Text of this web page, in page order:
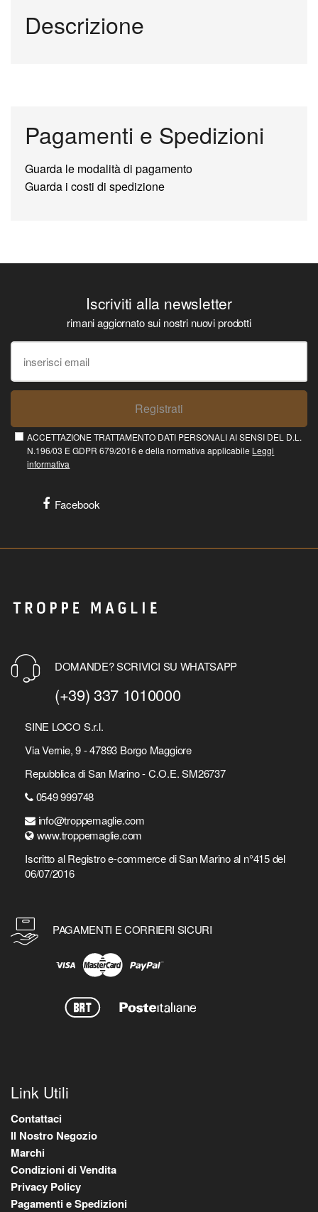
Descrizione
Pagamenti e Spedizioni
Guarda le modalità di pagamento
Guarda i costi di spedizione
Iscriviti alla newsletter
rimani aggiornato sui nostri nuovi prodotti
Registrati
ACCETTAZIONE TRATTAMENTO DATI PERSONALI AI SENSI DEL D.L.
N.196/03 E GDPR 679/2016 e della normativa applicabile Leggi
informativa
Facebook
DOMANDE? SCRIVICI SU WHATSAPP
(+39) 337 1010000
SINE LOCO S.r.l.
Via Vernie, 9 - 47893 Borgo Maggiore
Repubblica di San Marino - C.O.E. SM26737
0549 999748
info@troppemaglie.com
www.troppemaglie.com
Iscritto al Registro e-commerce di San Marino al n°415 del
06/07/2016
PAGAMENTI E CORRIERI SICURI
Link Utili
Contattaci
Il Nostro Negozio
Marchi
Condizioni di Vendita
Privacy Policy
Pagamenti e Spedizioni